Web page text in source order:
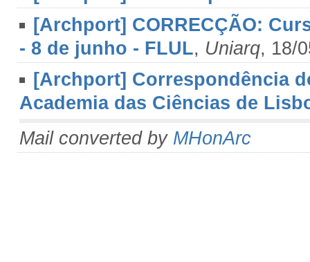
[Archport] CORRECÇÃO:
- 8 de junho - FLUL, Uniarq, 18/
[Archport] Correspondência
Academia das Ciências de
Mail converted by MHonArc